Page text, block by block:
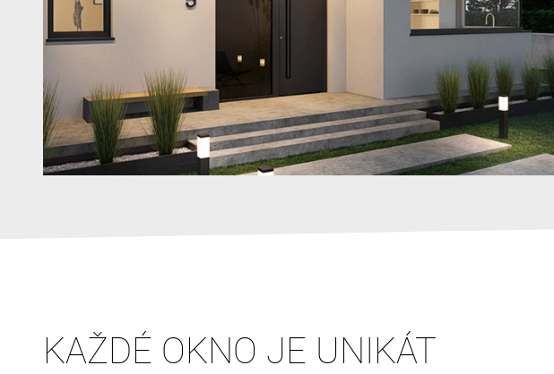
KAŽDÉ OKNO JE UNIKÁT